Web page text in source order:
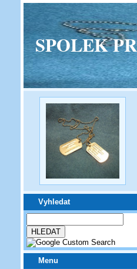
SPOLEK
Vyhledat
Menu